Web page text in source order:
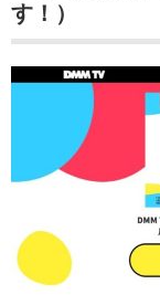
す！）